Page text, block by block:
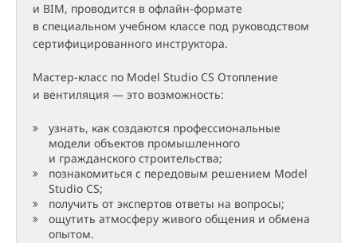
и BIM, проводится в офлайн-формате
в специальном учебном классе под руководством
сертифицированного инструктора.
Мастер-класс по Model Studio CS Отопление
и вентиляция — это возможность:
узнать, как создаются профессиональные
модели объектов промышленного
и гражданского строительства;
познакомиться с передовым решением Model
Studio CS;
получить от экспертов ответы на вопросы;
ощутить атмосферу живого общения и обмена
опытом.